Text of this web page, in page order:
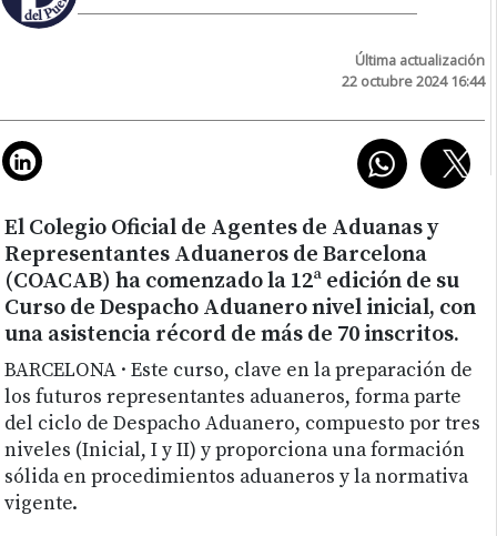
Última actualización
22 octubre 2024 16:44
El Colegio Oficial de Agentes de Aduanas y
Representantes Aduaneros de Barcelona
(COACAB) ha comenzado la 12ª edición de su
Curso de Despacho Aduanero nivel inicial, con
una asistencia récord de más de 70 inscritos.
BARCELONA · Este curso, clave en la preparación de
los futuros representantes aduaneros, forma parte
del ciclo de Despacho Aduanero, compuesto por tres
niveles (Inicial, I y II) y proporciona una formación
sólida en procedimientos aduaneros y la normativa
vigente.